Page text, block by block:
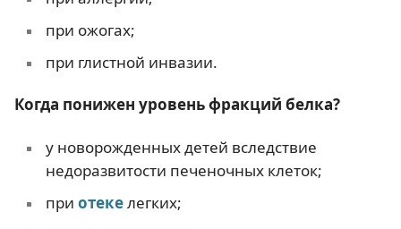
при ожогах;
при глистной инвазии.
Когда понижен уровень фракций белка?
у новорожденных детей вследствие
недоразвитости печеночных клеток;
при отекелегких;